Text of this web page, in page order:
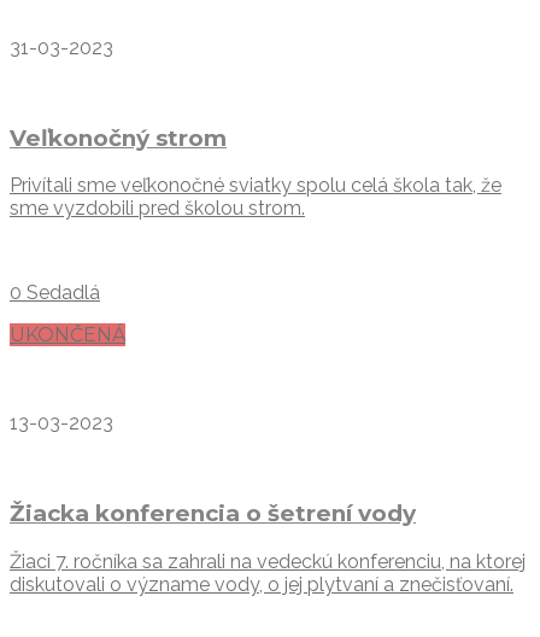
31-03-2023
Veľkonočný strom
Privítali sme veľkonočné sviatky spolu celá škola tak, že
sme vyzdobili pred školou strom.
0 Sedadlá
UKONČENÁ
13-03-2023
Žiacka konferencia o šetrení vody
Žiaci 7. ročníka sa zahrali na vedeckú konferenciu, na ktorej
diskutovali o význame vody, o jej plytvaní a znečisťovaní.